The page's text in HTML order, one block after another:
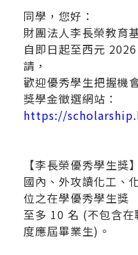
同學，您好：
財團法人李長榮教育
自即日起至西元
請，
歡迎優秀學生把握機
獎學金徵選網站：
https://
【李長榮優秀學生獎
國內、外攻讀化工、
位之在學優秀學生獎
至多 10 名 (不包含
度應屆畢業生)。